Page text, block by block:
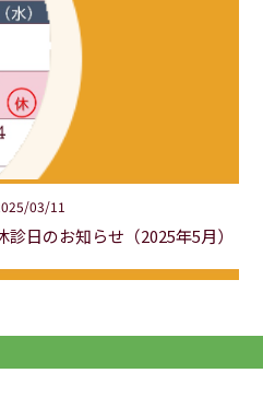
03/11
診日のお知らせ（2025年5月）